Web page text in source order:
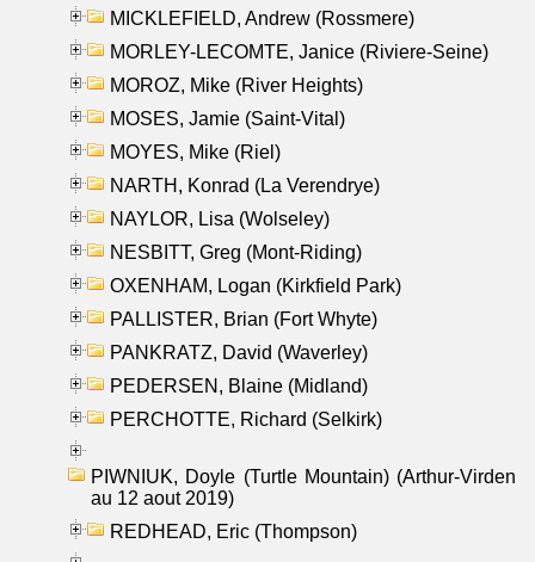
MICKLEFIELD, Andrew (Rossmere)
MORLEY-LECOMTE, Janice (Riviere-Seine)
MOROZ, Mike (River Heights)
MOSES, Jamie (Saint-Vital)
MOYES, Mike (Riel)
NARTH, Konrad (La Verendrye)
NAYLOR, Lisa (Wolseley)
NESBITT, Greg (Mont-Riding)
OXENHAM, Logan (Kirkfield Park)
PALLISTER, Brian (Fort Whyte)
PANKRATZ, David (Waverley)
PEDERSEN, Blaine (Midland)
PERCHOTTE, Richard (Selkirk)
PIWNIUK, Doyle (Turtle Mountain) (Arthur-Virden
au 12 aout 2019)
REDHEAD, Eric (Thompson)